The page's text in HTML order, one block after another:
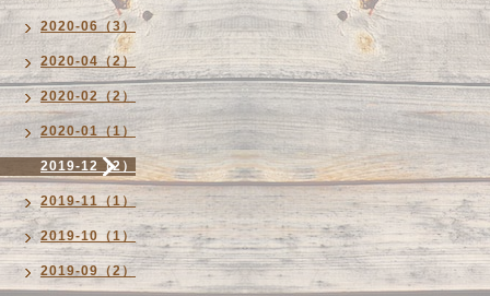
2020-06（3）
2020-04（2）
2020-02（2）
2020-01（1）
2019-12（2）
2019-11（1）
2019-10（1）
2019-09（2）